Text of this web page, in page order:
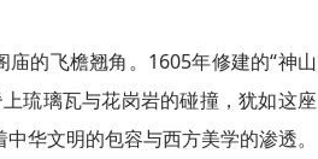
的飞檐翘角。1605年修建的“神山
琉璃瓦与花岗岩的碰撞，犹如这座
华文明的包容与西方美学的渗透。